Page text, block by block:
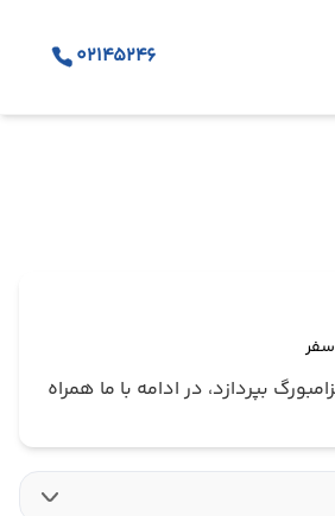
02145246
بپردازد، در ادامه با ما همراه